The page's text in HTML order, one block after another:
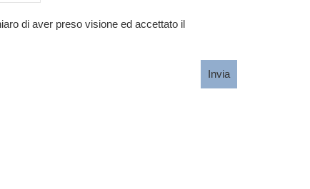
di aver preso visione ed accettato il
Invia